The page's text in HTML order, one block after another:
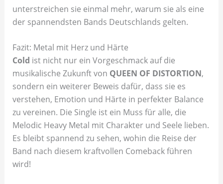
unterstreichen sie einmal mehr, warum sie als eine
der spannendsten Bands Deutschlands gelten.
Fazit: Metal mit Herz und Härte
Cold ist nicht nur ein Vorgeschmack auf die
musikalische Zukunft von QUEEN OF DISTORTION,
sondern ein weiterer Beweis dafür, dass sie es
verstehen, Emotion und Härte in perfekter Balance
zu vereinen. Die Single ist ein Muss für alle, die
Melodic Heavy Metal mit Charakter und Seele lieben.
Es bleibt spannend zu sehen, wohin die Reise der
Band nach diesem kraftvollen Comeback führen
wird!